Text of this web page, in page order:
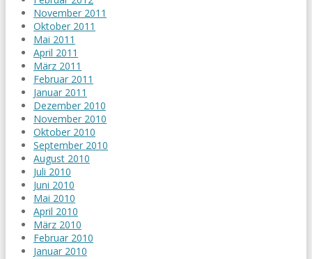
November 2011
Oktober 2011
Mai 2011
April 2011
März 2011
Februar 2011
Januar 2011
Dezember 2010
November 2010
Oktober 2010
September 2010
August 2010
Juli 2010
Juni 2010
Mai 2010
April 2010
März 2010
Februar 2010
Januar 2010